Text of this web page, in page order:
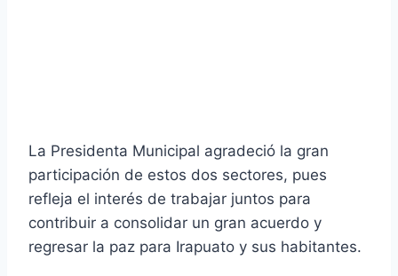
La Presidenta Municipal agradeció la gran
participación de estos dos sectores, pues
refleja el interés de trabajar juntos para
contribuir a consolidar un gran acuerdo y
regresar la paz para Irapuato y sus habitantes.